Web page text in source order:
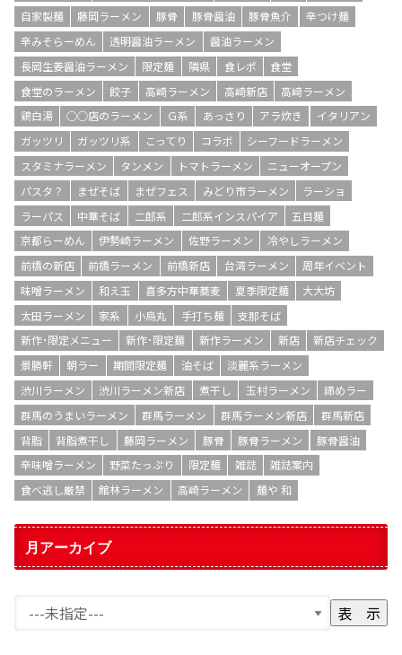
自家製麺
藤岡ラーメン 豚骨 豚骨醤油 豚骨魚介
辛つけ麺
辛みそらーめん
透明醤油ラーメン
醤油ラーメン
長岡生姜醤油ラーメン
限定麺 隣県 食レポ
食堂
食堂のラーメン
餃子 高崎ラーメン 高崎新店
高﨑ラーメン
鶏白湯
○○店のラーメン Ｇ系 あっさり アラ炊き
イタリアン
ガッツリ
ガッツリ系 こってり コラボ
シーフードラーメン
スタミナラーメン
タンメン トマトラーメン
ニューオープン
パスタ？
まぜそば まぜフェス みどり市ラーメン
ラーショ
ラーパス
中華そば 二郎系 二郎系インスパイア
五目麺
京都らーめん
伊勢崎ラーメン 佐野ラーメン
冷やしラーメン
前橋の新店
前橋ラーメン 前橋新店 台湾ラーメン
周年イベント
味噌ラーメン
和え玉 喜多方中華蕎麦 夏季限定麺
大大坊
太田ラーメン
家系 小烏丸 手打ち麺
支那そば
新作･限定メニュー
新作･限定麺 新作ラーメン 新店
新店チェック
景勝軒
朝ラー 期間限定麺 油そば
淡麗系ラーメン
渋川ラーメン
渋川ラーメン新店 煮干し 玉村ラーメン
締めラー
群馬のうまいラーメン
群馬ラーメン 群馬ラーメン新店
群馬新店
背脂
背脂煮干し 藤岡ラーメン 豚骨 豚骨ラーメン
豚骨醤油
辛味噌ラーメン
野菜たっぷり 限定麺 雑誌
雑誌案内
食べ逃し厳禁
館林ラーメン 高崎ラーメン 麺や 和
月アーカイブ